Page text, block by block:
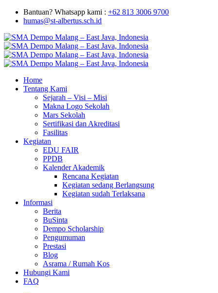
Bantuan? Whatsapp kami : +62 813 3006 9700
humas@st-albertus.sch.id
Home
Tentang Kami
Sejarah – Visi – Misi
Makna Logo Sekolah
Mars Sekolah
Sertifikasi dan Akreditasi
Fasilitas
Kegiatan
EDU FAIR
PPDB
Kalender Akademik
Rencana Kegiatan
Kegiatan sedang Berlangsung
Kegiatan sudah Terlaksana
Informasi
Berita
BuSinta
Dempo Scholarship
Pengumuman
Prestasi
Blog
Asrama / Rumah Kos
Hubungi Kami
FAQ